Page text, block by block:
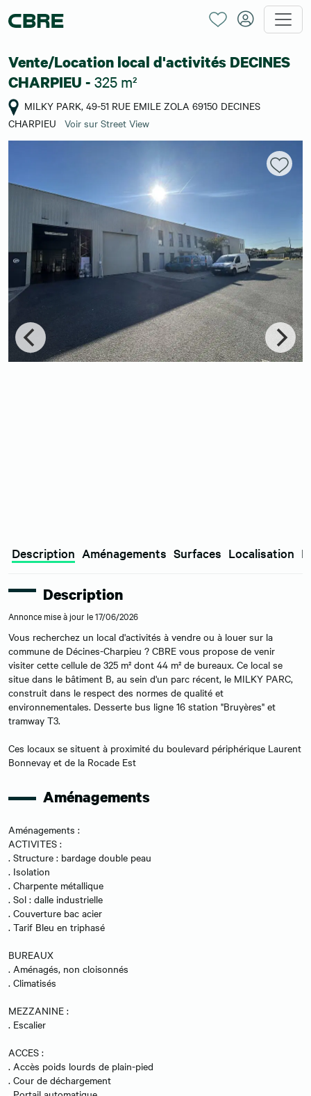
Vente/Location local d'activités DECINES
CHARPIEU - 325 m²
MILKY PARK, 49-51 RUE EMILE ZOLA 69150 DECINES
CHARPIEU
Voir sur Street View
Description Aménagements Surfaces Localisation
Description
Annonce mise à jour le 17/06/2026
Vous recherchez un local d'activités à vendre ou à louer sur la
commune de Décines-Charpieu ? CBRE vous propose de venir
visiter cette cellule de 325 m² dont 44 m² de bureaux. Ce local se
situe dans le bâtiment B, au sein d'un parc récent, le MILKY PARC,
construit dans le respect des normes de qualité et
environnementales. Desserte bus ligne 16 station "Bruyères" et
tramway T3.
Ces locaux se situent à proximité du boulevard périphérique Laurent
Bonnevay et de la Rocade Est
Aménagements
Aménagements :
ACTIVITES :
. Structure : bardage double peau
. Isolation
. Charpente métallique
. Sol : dalle industrielle
. Couverture bac acier
. Tarif Bleu en triphasé
BUREAUX
. Aménagés, non cloisonnés
. Climatisés
MEZZANINE :
. Escalier
ACCES :
. Accès poids lourds de plain-pied
. Cour de déchargement